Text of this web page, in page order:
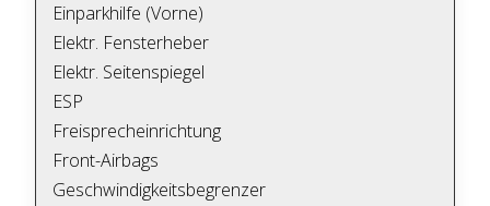
Einparkhilfe (Vorne)
Elektr. Fensterheber
Elektr. Seitenspiegel
ESP
Freisprecheinrichtung
Front-Airbags
Geschwindigkeitsbegrenzer